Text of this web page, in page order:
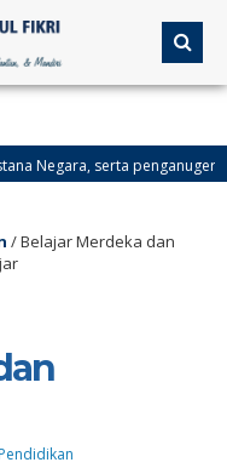
penganugerahan
/Belajar Merdeka dan
Pendidikan